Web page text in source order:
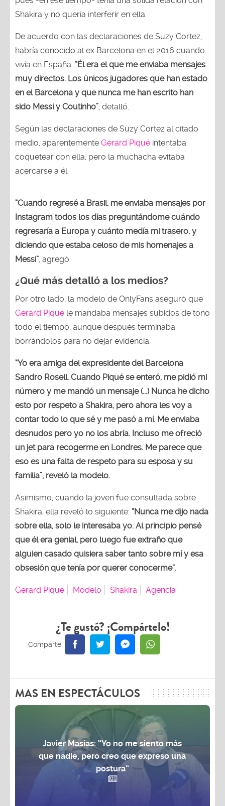
Shakira y no quería interferir en ella.
De acuerdo con las declaraciones de Suzy Cortez,
habría conocido al ex Barcelona en el 2016 cuando
vivía en España. “Él era el que me enviaba mensajes
muy directos. Los únicos jugadores que han estado
en el Barcelona y que nunca me han escrito han
sido Messi y Coutinho” , detalló.
Según las declaraciones de Suzy Cortez al citado
medio, aparentemente Gerard Piqué intentaba
coquetear con ella, pero la muchacha evitaba
acercarse a él.
“Cuando regresé a Brasil, me enviaba mensajes por
Instagram todos los días preguntándome cuándo
regresaría a Europa y cuánto medía mi trasero, y
diciendo que estaba celoso de mis homenajes a
Messi” , agregó.
¿Qué más detalló a los medios?
Por otro lado, la modelo de OnlyFans aseguró que
Gerard Piqué le mandaba mensajes subidos de tono
todo el tiempo, aunque después terminaba
borrándolos para no dejar evidencia:
“Yo era amiga del expresidente del Barcelona
Sandro Rosell. Cuando Piqué se enteró, me pidió mi
número y me mandó un mensaje (...) Nunca he dicho
esto por respeto a Shakira, pero ahora les voy a
contar todo lo que sé y me pasó a mí. Me enviaba
desnudos pero yo no los abría. Incluso me ofreció
un jet para recogerme en Londres. Me parece que
eso es una falta de respeto para su esposa y su
familia”, reveló la modelo.
Asimismo, cuando la joven fue consultada sobre
Shakira, ella reveló lo siguiente: “Nunca me dijo nada
sobre ella, solo le interesaba yo. Al principio pensé
que él era genial, pero luego fue extraño que
alguien casado quisiera saber tanto sobre mí y esa
obsesión que tenía por querer conocerme”.
Gerard Piqué Modelo Shakira Agencia
¿Te gustó? ¡Compártelo!
MAS EN ESPECTÁCULOS
Javier Masías: “Yo no me siento más
que nadie, pero creo que expreso una
postura”